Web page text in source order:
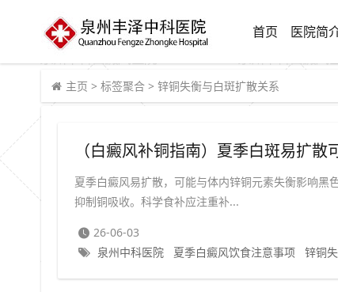
首页 医院简
主页 > 标签聚合 > 锌铜失衡与白斑扩散关系
夏季白癜风易扩散，可能与体内锌铜元素失衡影响
抑制铜吸收。科学食补应注重补...
26-06-03
泉州中科医院
夏季白癜风饮食注意事项 锌铜